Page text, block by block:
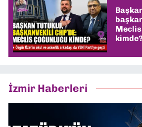
İzmir Haberleri